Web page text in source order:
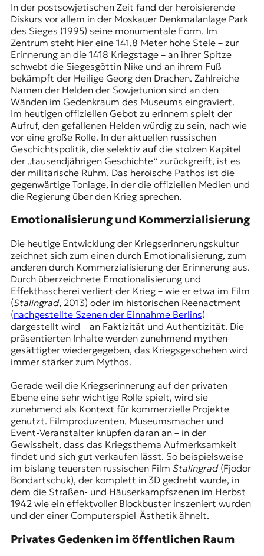
In der postsowjetischen Zeit fand der heroisierende
Diskurs vor allem in der Moskauer Denkmalanlage Park
des Sieges (1995) seine monumentale Form. Im
Zentrum steht hier eine 141,8 Meter hohe Stele – zur
Erinnerung an die 1418 Kriegstage – an ihrer Spitze
schwebt die Siegesgöttin Nike und an ihrem Fuß
bekämpft der Heilige Georg den Drachen. Zahlreiche
Namen der Helden der Sowjetunion sind an den
Wänden im Gedenkraum des Museums eingraviert.
Im heutigen offiziellen Gebot zu erinnern spielt der
Aufruf, den gefallenen Helden würdig zu sein, nach wie
vor eine große Rolle. In der aktuellen russischen
Geschichtspolitik, die selektiv auf die stolzen Kapitel
der „tausendjährigen Geschichte“ zurückgreift, ist es
der militärische Ruhm. Das heroische Pathos ist die
gegenwärtige Tonlage, in der die offiziellen Medien und
die Regierung über den Krieg sprechen.
Emotionalisierung und Kommerzialisierung
Die heutige Entwicklung der Kriegserinnerungskultur
zeichnet sich zum einen durch Emotionalisierung, zum
anderen durch Kommerzialisierung der Erinnerung aus.
Durch überzeichnete Emotionalisierung und
Effekthascherei verliert der Krieg – wie er etwa im Film
(Stalingrad, 2013) oder im historischen Reenactment
(nachgestellte Szenen der Einnahme Berlins)
dargestellt wird – an Faktizität und Authentizität. Die
präsentierten Inhalte werden zunehmend mythen-
gesättigter wiedergegeben, das Kriegsgeschehen wird
immer stärker zum Mythos.
Gerade weil die Kriegserinnerung auf der privaten
Ebene eine sehr wichtige Rolle spielt, wird sie
zunehmend als Kontext für kommerzielle Projekte
genutzt. Filmproduzenten, Museumsmacher und
Event-Veranstalter knüpfen daran an – in der
Gewissheit, dass das Kriegsthema Aufmerksamkeit
findet und sich gut verkaufen lässt. So beispielsweise
im bislang teuersten russischen Film Stalingrad (Fjodor
Bondartschuk), der komplett in 3D gedreht wurde, in
dem die Straßen- und Häuserkampfszenen im Herbst
1942 wie ein effektvoller Blockbuster inszeniert wurden
und der einer Computerspiel-Ästhetik ähnelt.
Privates Gedenken im öffentlichen Raum